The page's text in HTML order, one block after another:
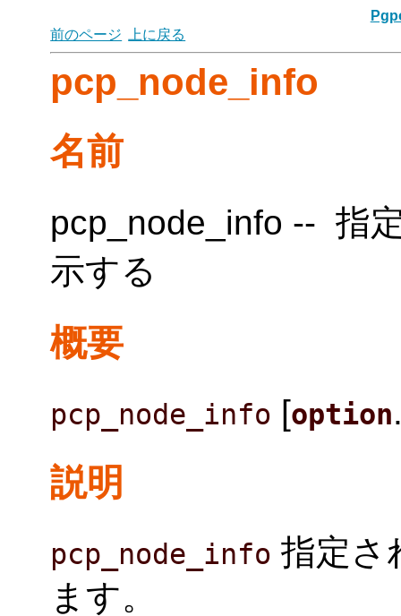
前のページ
上に戻る
pcp_node_info
名前
pcp_node_info -- 指
示する
概要
pcp_node_info [option
説明
pcp_node_info 指定さ
ます。